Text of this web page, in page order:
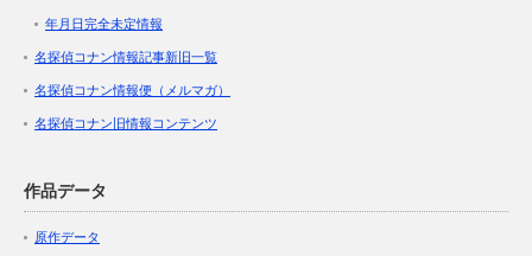
年月日完全未定情報
名探偵コナン情報記事新旧一覧
名探偵コナン情報便（メルマガ）
名探偵コナン旧情報コンテンツ
作品データ
原作データ